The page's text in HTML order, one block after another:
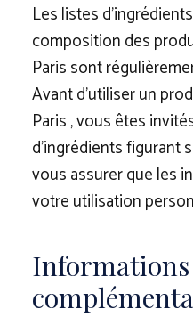
Les listes
composition des
Paris sont
Avant d’utiliser un
Paris , vous êtes
d’ingrédients figurant
vous assurer que les
votre utilisation
Informations